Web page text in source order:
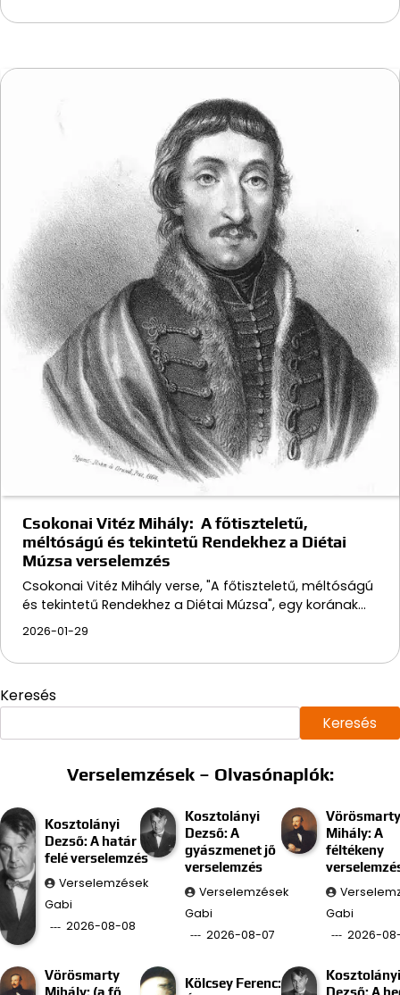
Csokonai Vitéz Mihály: A főtiszteletű,
méltóságú és tekintetű Rendekhez a Diétai
Múzsa verselemzés
Csokonai Vitéz Mihály verse, "A főtiszteletű, méltóságú
és tekintetű Rendekhez a Diétai Múzsa", egy korának…
2026-01-29
Keresés
Keresés
Verselemzések – Olvasónaplók:
Kosztolányi
Dezső: A határ
felé verselemzés
Verselemzések
Gabi
2026-08-08
Kosztolányi
Dezső: A
gyászmenet jő
verselemzés
Verselemzések
Gabi
2026-08-07
Vörösmarty
Mihály: A
féltékeny
Gabi
2026-
Vörösmarty
Mihály: (a fő
Kölcsey Ferenc:
Kosztolányi
Dezső: A